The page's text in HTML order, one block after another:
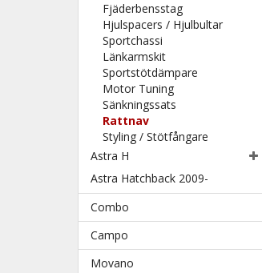
Fjäderbensstag
Hjulspacers / Hjulbultar
Sportchassi
Länkarmskit
Sportstötdämpare
Motor Tuning
Sänkningssats
Rattnav
Styling / Stötfångare
Astra H
Astra Hatchback 2009-
Combo
Campo
Movano